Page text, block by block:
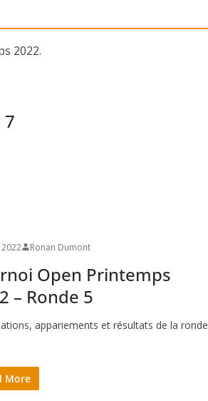
2022.
7
Ronan Dumont
Open Printemps
– Ronde 5
appariements et résultats de la ronde
More